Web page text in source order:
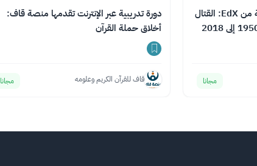
دورة مجانية عبر الإنترنت مقدمة من EdX: القتال
مجانا
دورة تدريبية عبر الإنترنت تقدمها منصة قاف:
أخلاق حملة القرآن
قاف للقرآن الكريم وعلومه مجانا